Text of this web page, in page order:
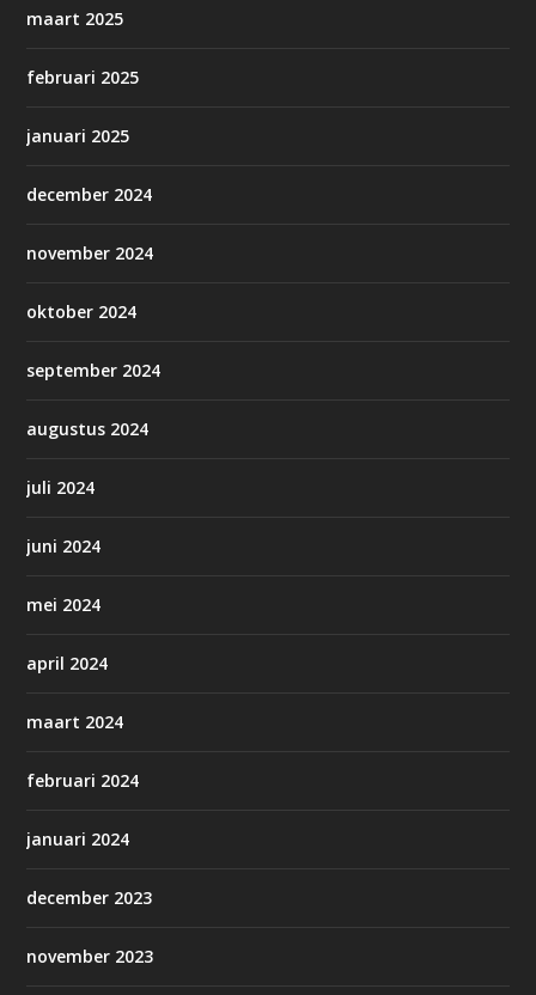
maart 2025
februari 2025
januari 2025
december 2024
november 2024
oktober 2024
september 2024
augustus 2024
juli 2024
juni 2024
mei 2024
april 2024
maart 2024
februari 2024
januari 2024
december 2023
november 2023